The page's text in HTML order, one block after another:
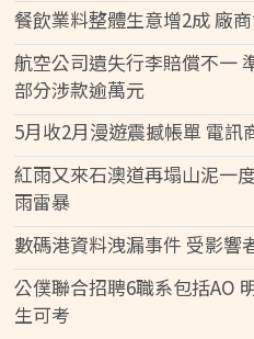
餐飲業料整體生意增2成 廠
航空公司遺失行李賠償不一
部分涉款逾萬元
5月收2月漫遊震撼帳單 電訊
紅雨又來石澳道再塌山泥一
雨雷暴
數碼港資料洩漏事件 受影響
公僕聯合招聘6職系包括AO
生可考